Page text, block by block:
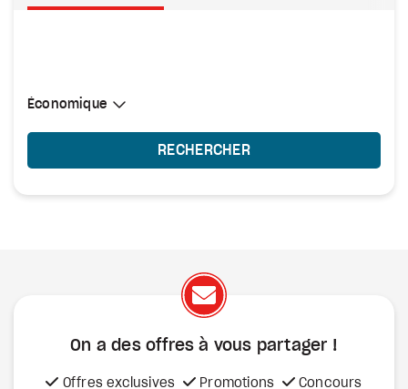
Sélectionner une cabine
Économique
Économique
RECHERCHER
On a des offres à vous partager !
Offres exclusives Promotions
Concours